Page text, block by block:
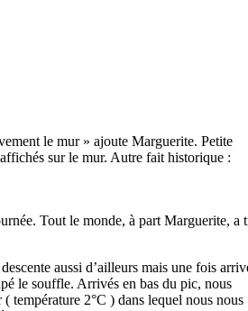
le mur » ajoute Marguerite. Petite
sur le mur. Autre fait historique :
Tout le monde, à part Marguerite,
aussi d’ailleurs mais une fois
le souffle. Arrivés en bas du pic, nous
température 2°C ) dans lequel nous nous